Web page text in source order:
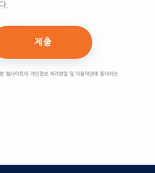
.
웹사이트의 개인정보 처리방침 및 이용약관에 동의하는